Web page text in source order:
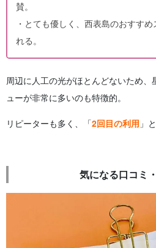
賛。
・とても優しく、西表島のおすす
れる。
周辺に人工の光がほとんどないため
ューが非常に多いのも特徴的。
リピーターも多く、「2回目の利用 」
気になる口コミ